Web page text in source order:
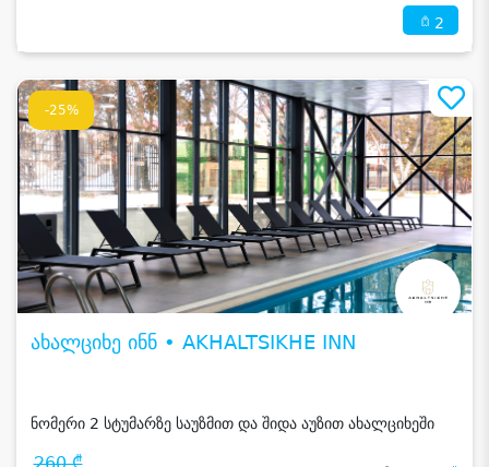
2
-25%
ახალციხე ინნ • AKHALTSIKHE INN
ნომერი 2 სტუმარზე საუზმით და შიდა აუზით ახალციხეში